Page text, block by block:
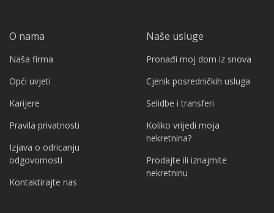
O nama
Naša firma
Opći uvjeti
Karijere
Pravila privatnosti
Izjava o odricanju
odgovornosti
Kontaktirajte nas
Naše usluge
Pronađi moj dom iz snova
Cjenik posredničkih usluga
Selidbe i transferi
Koliko vrijedi moja
nekretnina?
Prodajte ili iznajmite
nekretninu